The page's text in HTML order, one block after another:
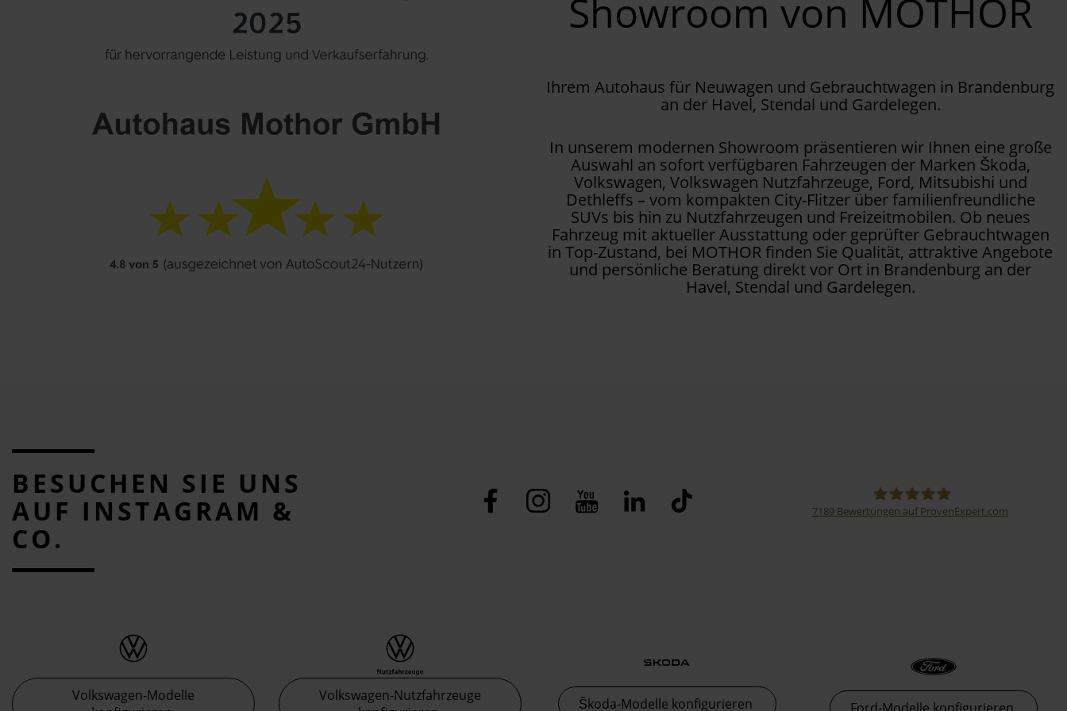
Showroom von MOTHOR
Ihrem Autohaus für Neuwagen und Gebrauchtwagen in Brandenburg
an der Havel, Stendal und Gardelegen.
In unserem modernen Showroom präsentieren wir Ihnen eine große
Auswahl an sofort verfügbaren Fahrzeugen der Marken Škoda,
Volkswagen, Volkswagen Nutzfahrzeuge, Ford, Mitsubishi und
Dethleffs – vom kompakten City-Flitzer über familienfreundliche
SUVs bis hin zu Nutzfahrzeugen und Freizeitmobilen. Ob neues
Fahrzeug mit aktueller Ausstattung oder geprüfter Gebrauchtwagen
in Top-Zustand, bei MOTHOR finden Sie Qualität, attraktive Angebote
und persönliche Beratung direkt vor Ort in Brandenburg an der
Havel, Stendal und Gardelegen.
BESUCHEN SIE UNS
AUF INSTAGRAM &
CO.
7189 Bewertungen auf ProvenExpert.com
Volkswagen-Modelle
Volkswagen-Nutzfahrzeuge
Škoda-Modelle konfigurieren